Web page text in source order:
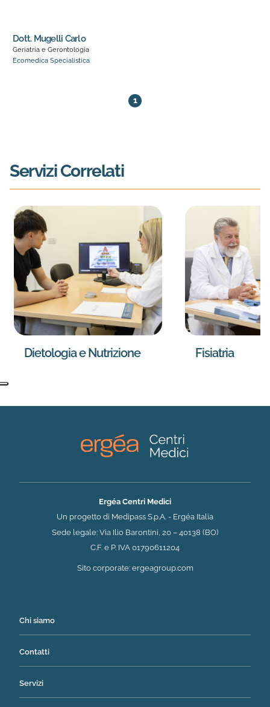
Dott. Mugelli Carlo
Geriatria e Gerontologia
Ecomedica Specialistica
1
Servizi Correlati
Dietologia e Nutrizione Fisiatria
Ergéa Centri Medici
Un progetto di Medipass S.p.A. - Ergéa Italia
Sede legale: Via Ilio Barontini, 20 – 40138 (BO)
C.F. e P. IVA 01790611204
Sito corporate: ergeagroup.com(si apre in una nuova
Chi siamo
Contatti
Servizi